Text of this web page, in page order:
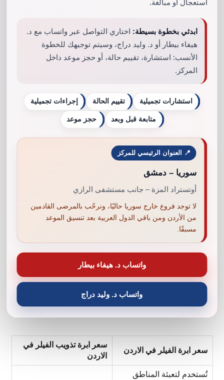
لاحقًا بالعودة إلى جلسات التجميل، مما يدفعهن للسؤال
أيضًا عن سعر ابرة الفيلر في الاردن، رغبة في المقارنة
والاستعداد بخطة تجميلية متكاملة.
سعر ابرة تذويب الفيلر في الاردن
هنا يبقى التساؤل المطروح، ما الفرق بين سعر إبرة
سعر ابرة الفيلر في الاردن
سعر ابرة تذويب الفيلر في
الاردن
تُستخدم لتعبئة المناطق
استعجال أو مبالغة.
ابدئي بخطوة بسيطة: اختاري التواصل عبر واتساب مع د.
هيفاء بيطار أو د. وليد دراج، وسيتم توجيهك للخطوة
الأنسب: استشارة، تقييم حالة، أو حجز موعد داخل
المركز.
استشارات تجميلية تقييم الحالة إجراءات تجميلية
متابعة قبل وبعد حجز موعد
📍 العنوان الرئيسي للمركز
سوريا – دمشق
أوتستراد المزة – جانب مستشفى الرازي
لا توجد فروع خارج سوريا حاليًا، ونرحّب بالمرضى القادمين
من الأردن ومن باقي الدول العربية بعد تنسيق الموعد
مسبقًا.
واتساب د. هيفاء بيطار
واتساب د. وليد دراج